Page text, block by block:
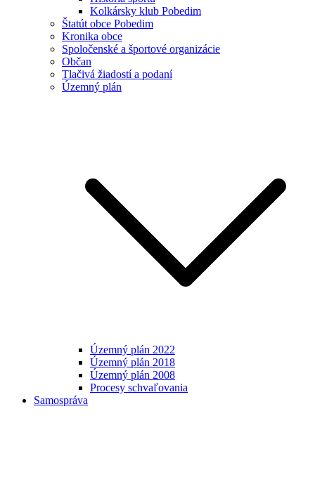
Kolkársky klub Pobedim
Štatút obce Pobedim
Kronika obce
Spoločenské a športové organizácie
Občan
Tlačivá žiadostí a podaní
Územný plán
Územný plán 2022
Územný plán 2018
Územný plán 2008
Procesy schvaľovania
Samospráva